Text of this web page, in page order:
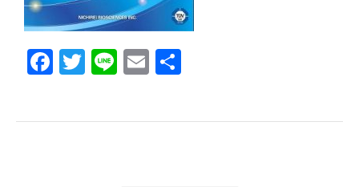
F
a
c
T
w
itt
Li
n
e
E
m
ai